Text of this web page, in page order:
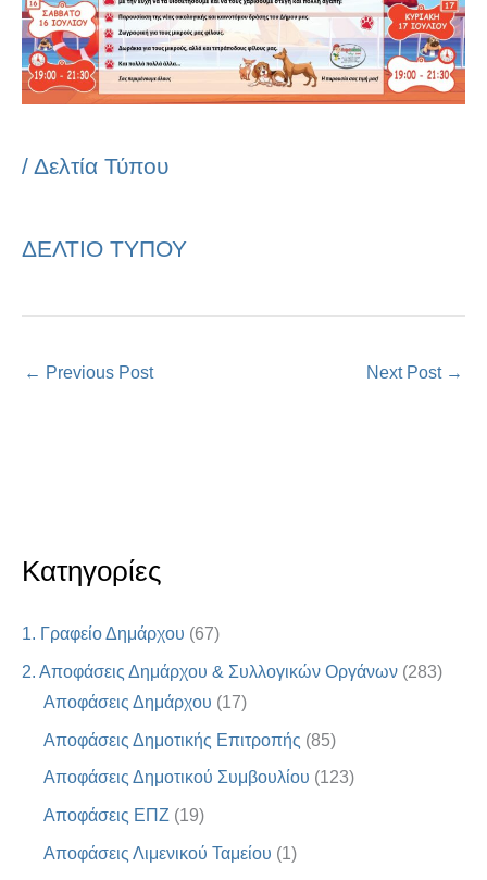
Κατηγορίες
1. Γραφείο Δημάρχου (67)
2. Αποφάσεις Δημάρχου & Συλλογικών Οργάνων (283)
Αποφάσεις Δημάρχου (17)
Αποφάσεις Δημοτικής Επιτροπής (85)
Αποφάσεις Δημοτικού Συμβουλίου (123)
Αποφάσεις ΕΠΖ (19)
Αποφάσεις Λιμενικού Ταμείου (1)
/ Δελτία Τύπου
ΔΕΛΤΙΟ ΤΥΠΟΥ
← Previous Post Next Post →